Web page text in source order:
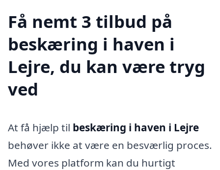
Få nemt 3 tilbud på
beskæring i haven i
Lejre, du kan være tryg
ved
At få hjælp til beskæring i haven i Lejre
behøver ikke at være en besværlig proces.
Med vores platform kan du hurtigt